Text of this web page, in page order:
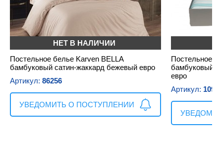
НЕТ В НАЛИЧИИ
Постельное белье Karven BELLA
бамбуковый сатин-жаккард бежевый евро
Артикул: 86256
УВЕДОМИТЬ О ПОСТУПЛЕНИИ
Постельное
бамбуковый
евро
Артикул: